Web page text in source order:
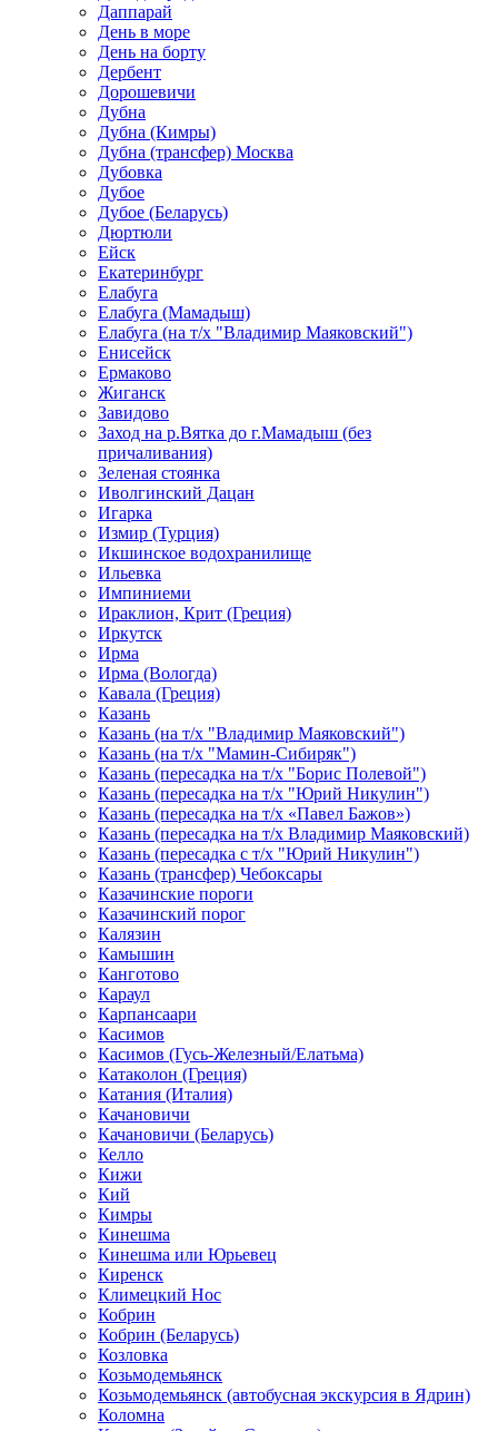
Даппарай
День в море
День на борту
Дербент
Дорошевичи
Дубна
Дубна (Кимры)
Дубна (трансфер) Москва
Дубовка
Дубое
Дубое (Беларусь)
Дюртюли
Ейск
Екатеринбург
Елабуга
Елабуга (Мамадыш)
Елабуга (на т/х "Владимир Маяковский")
Енисейск
Ермаково
Жиганск
Завидово
Заход на р.Вятка до г.Мамадыш (без
причаливания)
Зеленая стоянка
Иволгинский Дацан
Игарка
Измир (Турция)
Икшинское водохранилище
Ильевка
Импиниеми
Ираклион, Крит (Греция)
Иркутск
Ирма
Ирма (Вологда)
Кавала (Греция)
Казань
Казань (на т/х "Владимир Маяковский")
Казань (на т/х "Мамин-Сибиряк")
Казань (пересадка на т/х "Борис Полевой")
Казань (пересадка на т/х "Юрий Никулин")
Казань (пересадка на т/х «Павел Бажов»)
Казань (пересадка на т/х Владимир Маяковский)
Казань (пересадка с т/х "Юрий Никулин")
Казань (трансфер) Чебоксары
Казачинские пороги
Казачинский порог
Калязин
Камышин
Канготово
Караул
Карпансаари
Касимов
Касимов (Гусь-Железный/Елатьма)
Катаколон (Греция)
Катания (Италия)
Качановичи
Качановичи (Беларусь)
Келло
Кижи
Кий
Кимры
Кинешма
Кинешма или Юрьевец
Киренск
Климецкий Нос
Кобрин
Кобрин (Беларусь)
Козловка
Козьмодемьянск
Козьмодемьянск (автобусная экскурсия в Ядрин)
Коломна